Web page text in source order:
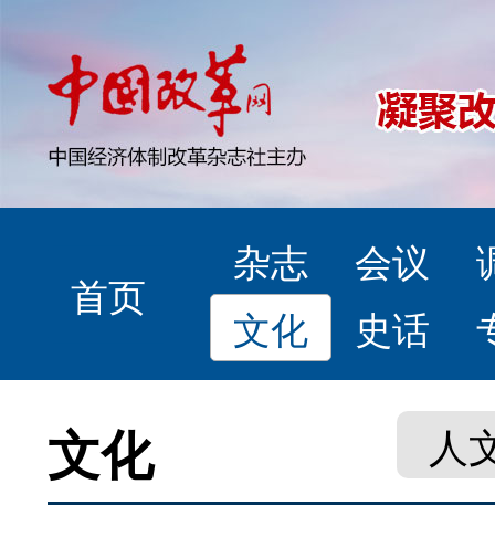
首页
杂志 会议
文化
史话
文化 人